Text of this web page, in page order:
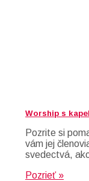
Worship s
Pozrite si
vám jej
svedectvá,
Pozrieť »